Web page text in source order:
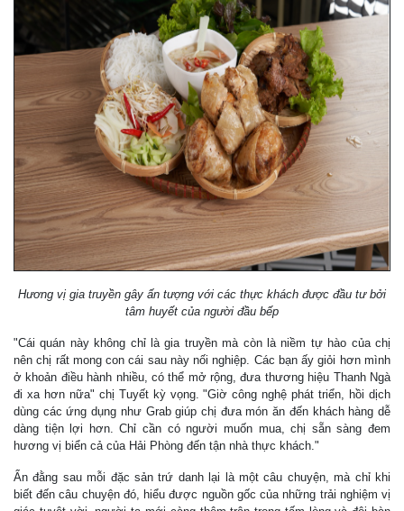
Hương vị gia truyền gây ấn tượng với các thực khách được đầu tư bởi
tâm huyết của người đầu bếp
"Cái quán này không chỉ là gia truyền mà còn là niềm tự hào của chị
nên chị rất mong con cái sau này nối nghiệp. Các bạn ấy giỏi hơn mình
ở khoản điều hành nhiều, có thể mở rộng, đưa thương hiệu Thanh Ngà
đi xa hơn nữa" chị Tuyết kỳ vọng. "Giờ công nghệ phát triển, hồi dịch
dùng các ứng dụng như Grab giúp chị đưa món ăn đến khách hàng dễ
dàng tiện lợi hơn. Chỉ cần có người muốn mua, chị sẵn sàng đem
hương vị biển cả của Hải Phòng đến tận nhà thực khách."
Ẩn đằng sau mỗi đặc sản trứ danh lại là một câu chuyện, mà chỉ khi
biết đến câu chuyện đó, hiểu được nguồn gốc của những trải nghiệm vị